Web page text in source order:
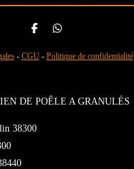
P
r
t
r
P
r
t
r
- CGU- Politique de confidentialité
DE POÊLE A GRANULÉS
38300